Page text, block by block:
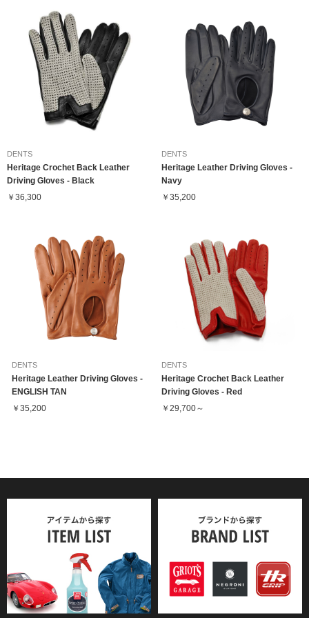
DENTS
Heritage Crochet Back Leather
Driving Gloves - Black
￥36,300
DENTS
Heritage Leather Driving Gloves -
Navy
￥35,200
DENTS
Heritage Leather Driving Gloves -
ENGLISH TAN
￥35,200
DENTS
Heritage Crochet Back Leather
Driving Gloves - Red
￥29,700～